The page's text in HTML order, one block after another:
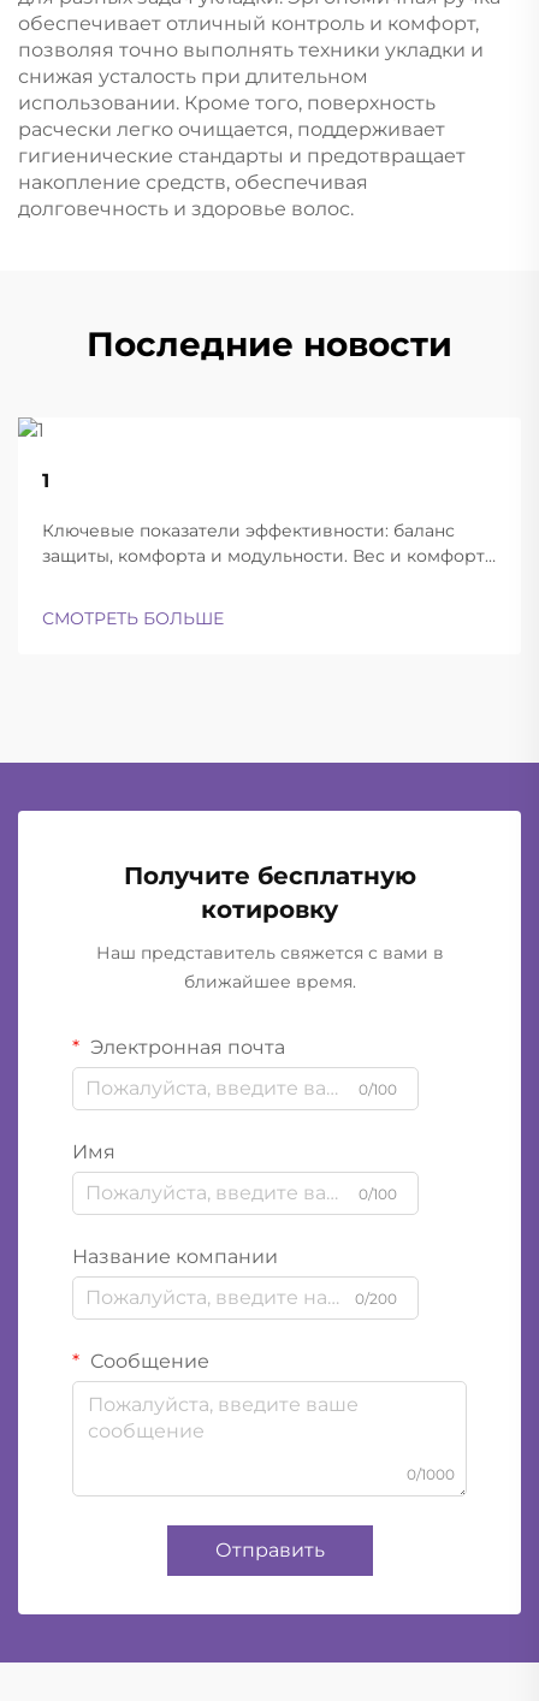
обеспечивает отличный контроль и комфорт,
позволяя точно выполнять техники укладки и
снижая усталость при длительном
использовании. Кроме того, поверхность
расчески легко очищается, поддерживает
гигиенические стандарты и предотвращает
накопление средств, обеспечивая
долговечность и здоровье волос.
Последние новости
1
Ключевые показатели эффективности: баланс
защиты, комфорта и модульности. Вес и комфорт
шлемы успешно находят баланс между
СМОТРЕТЬ БОЛЬШЕ
Получите бесплатную
котировку
Наш представитель свяжется с вами в
ближайшее время.
Электронная почта
0/100
Имя
0/100
Название компании
0/200
Сообщение
0/1000
Отправить